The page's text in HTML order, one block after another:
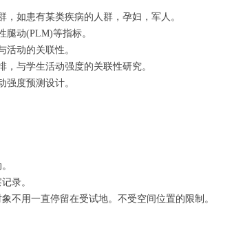
如患有某类疾病的人群，孕妇，军人。
腿动(PLM)等指标。
动的关联性。
与学生活动强度的关联性研究。
度预测设计。
录。
不用一直停留在受试地。不受空间位置的限制。